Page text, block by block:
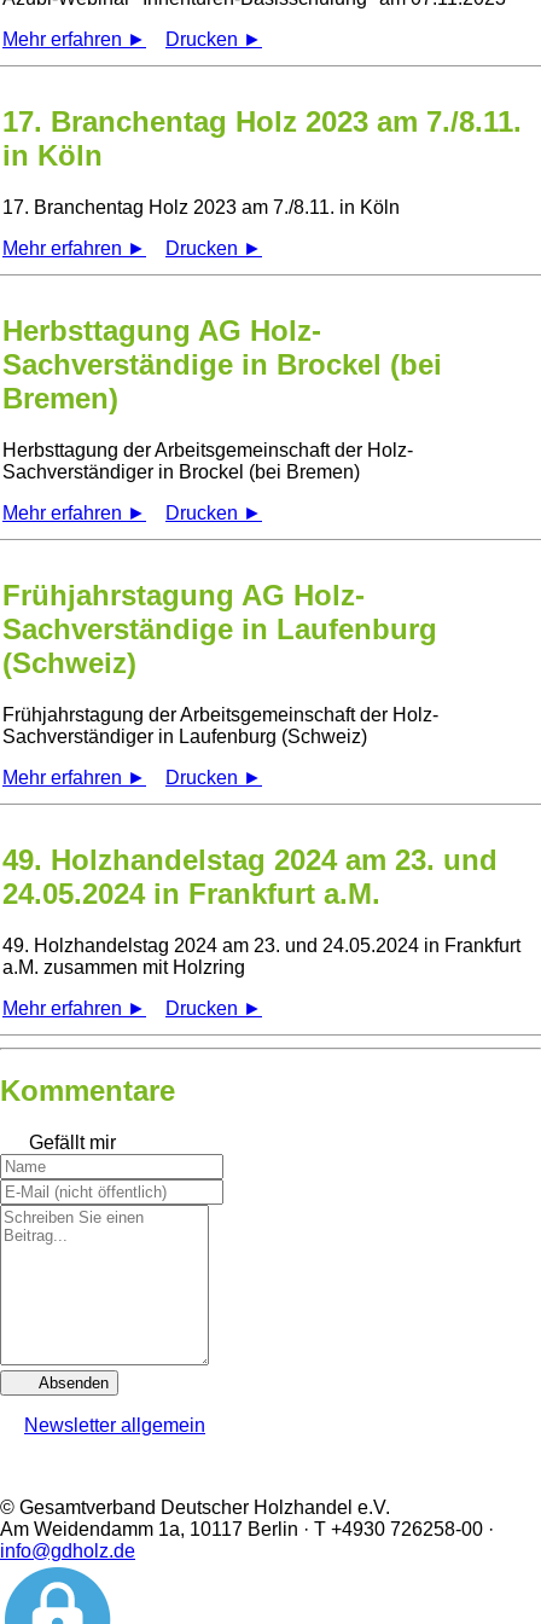
Mehr erfahren ►
Drucken ►
17. Branchentag Holz 2023 am 7./8.11.
in Köln
17. Branchentag Holz 2023 am 7./8.11. in Köln
Mehr erfahren ►
Drucken ►
Herbsttagung AG Holz-
Sachverständige in Brockel (bei
Bremen)
Herbsttagung der Arbeitsgemeinschaft der Holz-
Sachverständiger in Brockel (bei Bremen)
Mehr erfahren ►
Drucken ►
Frühjahrstagung AG Holz-
Sachverständige in Laufenburg
(Schweiz)
Frühjahrstagung der Arbeitsgemeinschaft der Holz-
Sachverständiger in Laufenburg (Schweiz)
Mehr erfahren ►
Drucken ►
49. Holzhandelstag 2024 am 23. und
24.05.2024 in Frankfurt a.M.
49. Holzhandelstag 2024 am 23. und 24.05.2024 in Frankfurt
a.M. zusammen mit Holzring
Mehr erfahren ►
Drucken ►
Kommentare
Gefällt mir
Absenden
Newsletter allgemein
© Gesamtverband Deutscher Holzhandel e.V.
Am Weidendamm 1a, 10117 Berlin · T +4930 726258-00 ·
info@gdholz.de